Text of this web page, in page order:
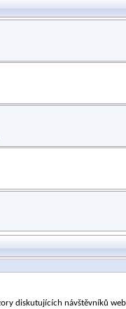
diskutujících návštěvníků